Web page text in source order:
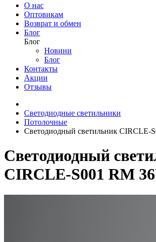
О нас
Оптовикам
Возврат и обмен
Блог
Блог
Новини
Блог
Контакты
Акции
Отзывы
Светодиодные светильники
Потолочные
Светодиодный светильник CIRCLE-
Светодиодный
CIRCLE-S001 RM